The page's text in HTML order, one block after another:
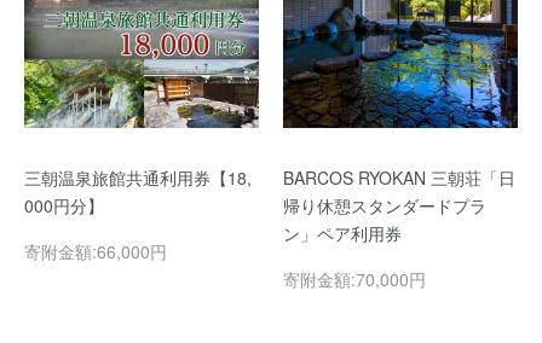
三朝温泉旅館共通利用券【18,
000円分】
寄附金額:66,000円
BARCOS RYOKAN 三朝荘「日
帰り休憩スタンダードプラ
ン」ペア利用券
寄附金額:70,000円